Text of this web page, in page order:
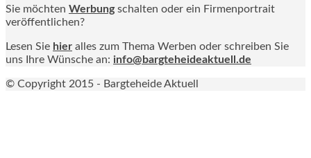
Sie möchten Werbung schalten oder ein Firmenportrait
veröffentlichen?
Lesen Sie hier alles zum Thema Werben oder schreiben Sie
uns Ihre Wünsche an: info@bargteheideaktuell.de
© Copyright 2015 - Bargteheide Aktuell